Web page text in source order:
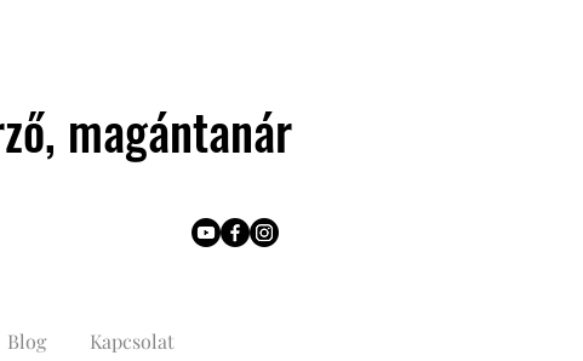
magántanár
Blog Kapcsolat